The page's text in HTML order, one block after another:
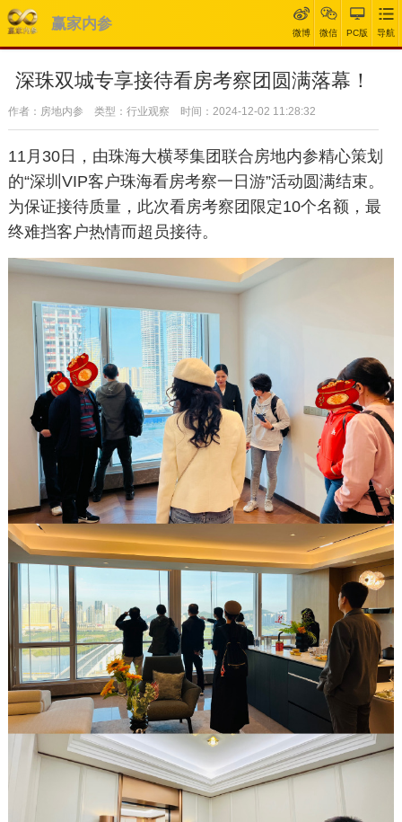
赢家内参
微博 微信 PC版 导航
深珠双城专享接待看房考察团圆满落幕！
作者：房地内参 类型：行业观察 时间：2024-12-02 11:28:32
11月30日，由珠海大横琴集团联合房地内参精心策划
的“深圳VIP客户珠海看房考察一日游”活动圆满结束。
为保证接待质量，此次看房考察团限定10个名额，最
终难挡客户热情而超员接待。